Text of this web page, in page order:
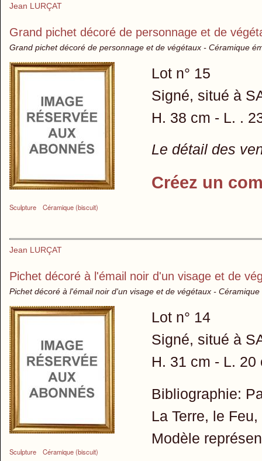
Jean LURÇAT
Grand pichet décoré de personnage et de
Grand pichet décoré de personnage et de végétaux - Céramique
Sculpture Céramique (biscuit)
Lot n° 15
Signé, situé à
H. 38 cm - L. .
Le détail des
Créez un
Jean LURÇAT
Pichet décoré à l'émail noir d'un visage et de
Pichet décoré à l'émail noir d'un visage et de végétaux -
Sculpture Céramique (biscuit)
Lot n° 14
Signé, situé à
H. 31 cm - L. 20
Bibliographie:
La Terre, le
Modèle